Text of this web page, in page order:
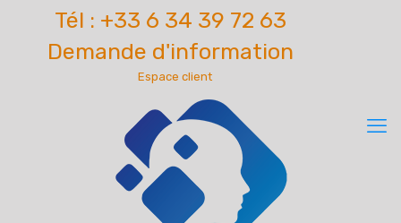
Tél : +33 6 34 39 72 63
Demande d'information
Espace client